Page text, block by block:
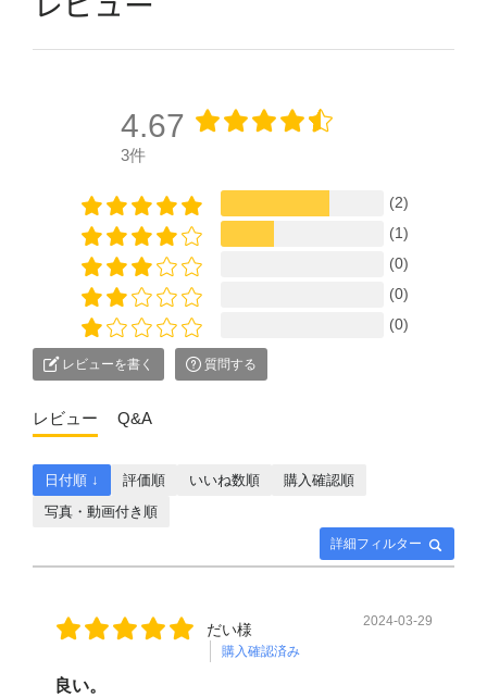
4.67
3件
(2)
(1)
(0)
(0)
(0)
レビューを書く 質問する
レビュー Q&A
詳細フィルター
日付順 ↓ 評価順 いいね数順
購入確認順
写真・動画付き順
だい様
購入確認済み
2024-03-29
良い。